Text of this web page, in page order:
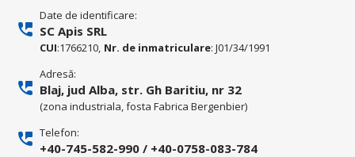
Date de identificare:
SC Apis SRL
CUI:1766210, Nr. de inmatriculare: J01/34/1991
Adresă:
Blaj, jud Alba, str. Gh Baritiu, nr 32
(zona industriala, fosta Fabrica Bergenbier)
Telefon:
+40-745-582-990 / +40-0758-083-784